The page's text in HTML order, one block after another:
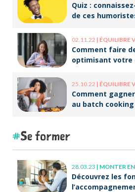
Quiz :
de ces
02.11.22 | ÉQUILIBRE
Comment faire
optimisant votre
25.10.22 | ÉQUILIBRE
Comment
au batch cooking
Se former
28.03.23 | MONTER
Découvrez les